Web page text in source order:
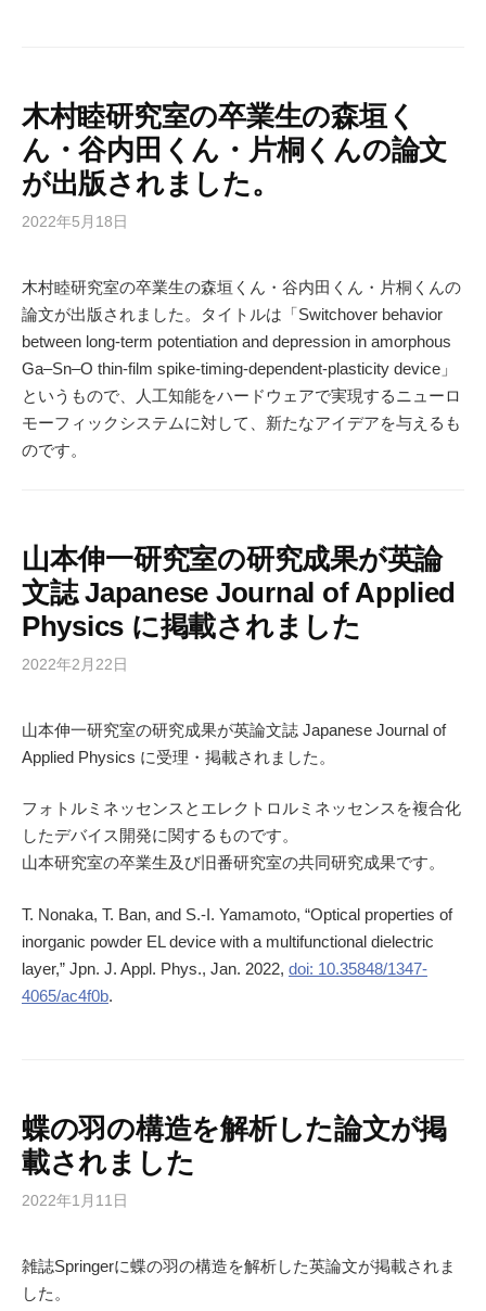
木村睦研究室の卒業生の森垣く
ん・谷内田くん・片桐くんの論文
が出版されました。
2022年5月18日
木村睦研究室の卒業生の森垣くん・谷内田くん・片桐くんの
論文が出版されました。タイトルは「Switchover behavior
between long-term potentiation and depression in amorphous
Ga–Sn–O thin-film spike-timing-dependent-plasticity device」
というもので、人工知能をハードウェアで実現するニューロ
モーフィックシステムに対して、新たなアイデアを与えるも
のです。
山本伸一研究室の研究成果が英論
文誌 Japanese Journal of Applied
Physics に掲載されました
2022年2月22日
山本伸一研究室の研究成果が英論文誌 Japanese Journal of
Applied Physics に受理・掲載されました。
フォトルミネッセンスとエレクトロルミネッセンスを複合化
したデバイス開発に関するものです。
山本研究室の卒業生及び旧番研究室の共同研究成果です。
T. Nonaka, T. Ban, and S.-I. Yamamoto, “Optical properties of
inorganic powder EL device with a multifunctional dielectric
layer,” Jpn. J. Appl. Phys., Jan. 2022, doi: 10.35848/1347-
4065/ac4f0b.
蝶の羽の構造を解析した論文が掲
載されました
2022年1月11日
雑誌Springerに蝶の羽の構造を解析した英論文が掲載されま
した。